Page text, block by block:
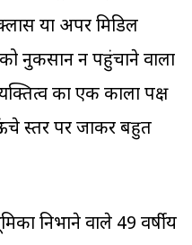
या अपर मिडिल
नुकसान न पहुंचाने वाला
का एक काला पक्ष
स्तर पर जाकर बहुत
निभाने वाले 49 वर्षीय